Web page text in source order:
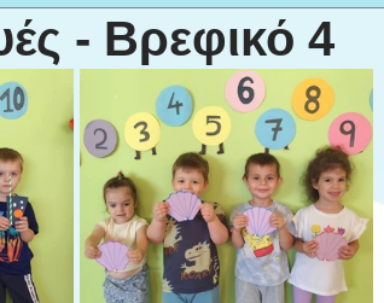
- Βρεφικό 4